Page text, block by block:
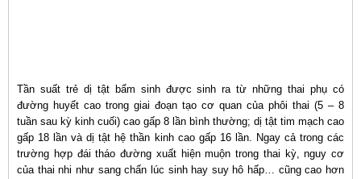
Tần suất trẻ dị tật bẩm sinh được sinh ra từ những thai phụ có
đường huyết cao trong giai đoạn tạo cơ quan của phôi thai (5 – 8
tuần sau kỳ kinh cuối) cao gấp 8 lần bình thường; dị tật tim mạch cao
gấp 18 lần và dị tật hệ thần kinh cao gấp 16 lần. Ngay cả trong các
trường hợp đái tháo đường xuất hiện muộn trong thai kỳ, nguy cơ
của thai nhi như sang chấn lúc sinh hay suy hô hấp… cũng cao hơn